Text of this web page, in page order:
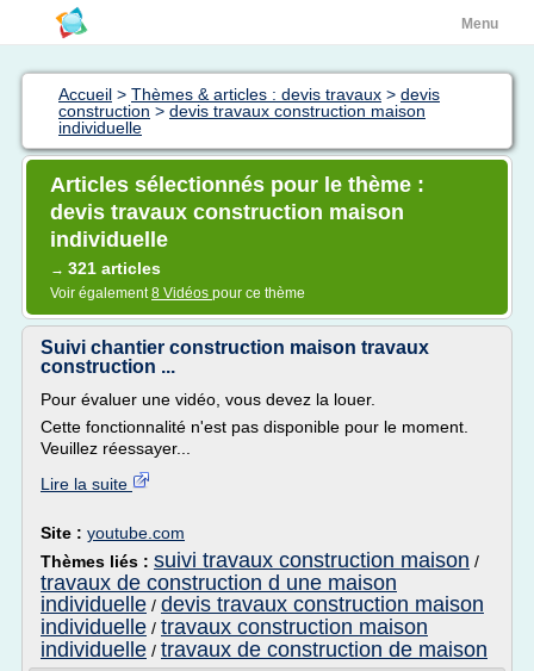
Menu
Accueil > Thèmes & articles : devis travaux > devis
construction > devis travaux construction maison
individuelle
Articles sélectionnés pour le thème :
devis travaux construction maison
individuelle
→ 321 articles
Voir également8 Vidéos pour ce thème
Suivi chantier construction maison travaux
construction ...
Pour évaluer une vidéo, vous devez la louer.
Cette fonctionnalité n'est pas disponible pour le moment.
Veuillez réessayer...
Lire la suite
Site : youtube.com
Thèmes liés : suivi travaux construction maison /
travaux de construction d une maison
individuelle / devis travaux construction maison
individuelle / travaux construction maison
individuelle / travaux de construction de maison